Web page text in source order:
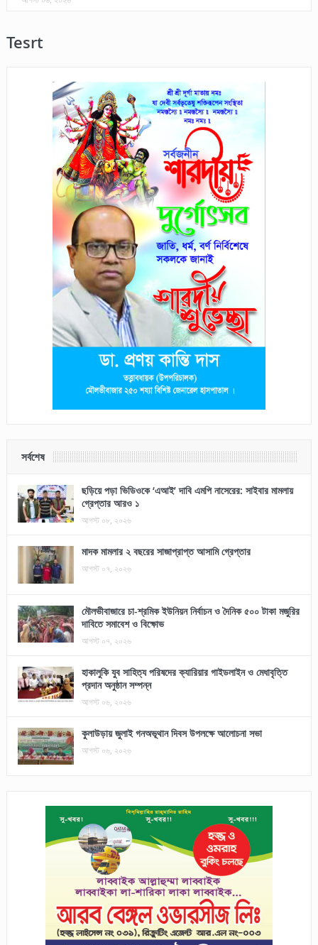
Tesrt
সর্বশেষ
ছড়িয়ে পড়া ভিডিওকে ‘এআই’ দাবি এমপি নাসেরের: সাইবার মামলায়
গ্রেপ্তার আরও ১
আগস্ট ০৮, ২০২৬
মাদক মামলার ২ বছরের সাজাপ্রাপ্ত আসামি গ্রেপ্তার
আগস্ট ০৭, ২০২৬
মৌলভীবাজারে চা-শ্রমিক ইউনিয়ন নির্বাচন ও দৈনিক ৫০০ টাকা মজুরির
দাবিতে সমাবেশ ও বিক্ষোভ
আগস্ট ০৭, ২০২৬
হাকালুকি যুব সাহিত্য পরিষদের ক্যারিয়ার গাইডলাইন ও মেধাবৃত্তি
প্রদান অনুষ্ঠান সম্পন্ন
আগস্ট ০৬, ২০২৬
কুলাউড়ায় জুলাই গনঅভূথান দিবস উপলক্ষে আলোচনা সভা
আগস্ট ০৬, ২০২৬